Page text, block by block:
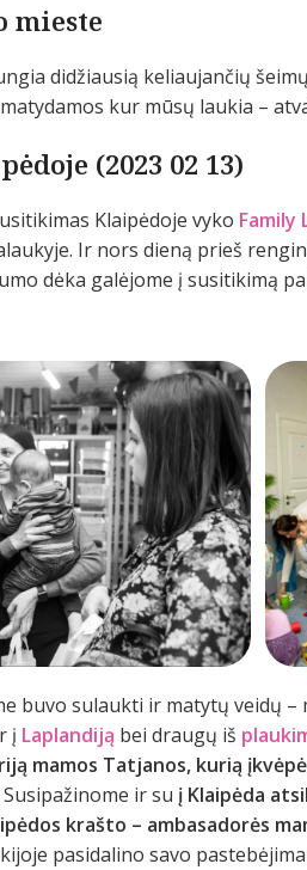
mieste
didžiausią keliaujančių
kur mūsų laukia –
(2023 02 13)
Klaipėdoje vyko Family
Ir nors dieną prieš
dėka galėjome į susitikimą
buvo sulaukti ir matytų veidų –
į Laplandiją bei draugų iš
mamos Tatjanos, kurią įkvėpė
Susipažinome ir su į Klaipėda
krašto – ambasadorės
pasidalino savo